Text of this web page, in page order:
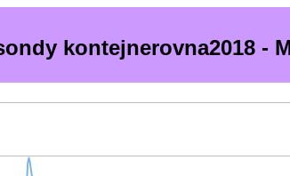
kontejnerovna2018 -